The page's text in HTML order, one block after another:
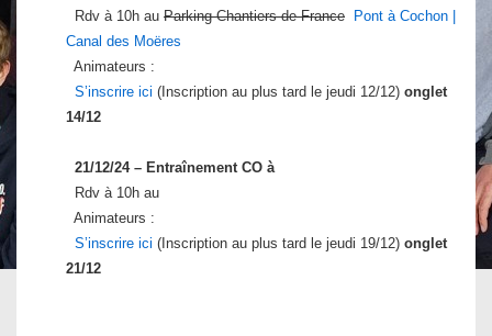
Rdv à 10h au Parking Chantiers de France
Pont à Cochon |
Canal des Moëres
Animateurs :
S’inscrire ici (Inscription au plus tard le jeudi 12/12) onglet
14/12
21/12/24 – Entraînement CO à
Rdv à 10h au
Animateurs :
S’inscrire ici (Inscription au plus tard le jeudi 19/12) onglet
21/12